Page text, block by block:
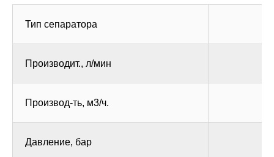
Тип сепаратора
Производит., л/мин
Производ-ть, м3/ч.
Давление, бар